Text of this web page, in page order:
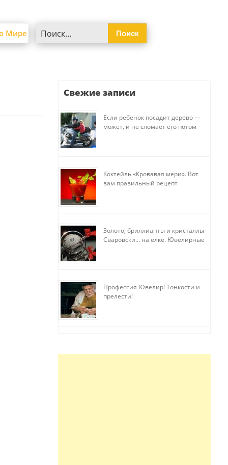
Мире
Свежие записи
Если ребёнок посадит дерево —
может, и не сломает его потом
Коктейль «Кровавая мери». Вот
вам правильный рецепт
Золото, бриллианты и кристаллы
Сваровски… на елке. Ювелирные
Профессия Ювелир! Тонкости и
прелести!